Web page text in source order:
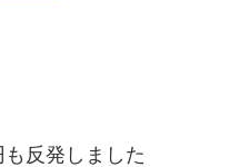
反発しました